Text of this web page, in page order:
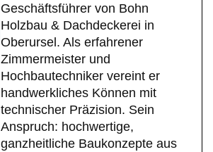
Geschäftsführer von Bohn
Holzbau & Dachdeckerei in
Oberursel. Als erfahrener
Zimmermeister und
Hochbautechniker vereint er
handwerkliches Können mit
technischer Präzision. Sein
Anspruch: hochwertige,
ganzheitliche Baukonzepte aus